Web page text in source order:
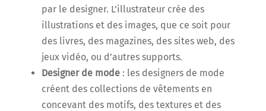
par le designer. L’illustrateur crée des
illustrations et des images, que ce soit pour
des livres, des magazines, des sites web, des
jeux vidéo, ou d’autres supports.
Designer de mode : les designers de mode
créent des collections de vêtements en
concevant des motifs, des textures et des